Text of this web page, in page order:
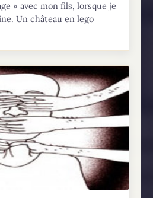
» avec mon fils, lorsque je
Un château en lego